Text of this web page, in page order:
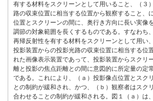
有する材料をスクリーンとして用いること、（３
路の収束位置に相当する位置から観察すること、
位置とスクリーンの間に、奥行き方向に長い実像
調節の対象範囲を長くするものである。すなわち
再帰反射性を有する材料をスクリーンとして用い
投影装置からの投影光路の収束位置に相当する位
れた画像表示装置であって、投影装置からスクリ
離と投影の焦点距離との間に意図的に所定量の定
である。これにより、（ａ）投影像点位置とスク
との制約が緩和され、かつ、（ｂ）観察者はスク
合わせることの制約が緩和される。図１（ａ）は